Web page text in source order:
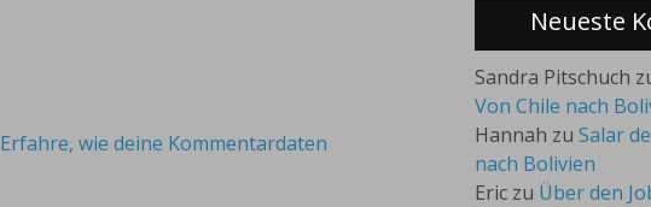
Erfahre, wie deine Kommentardaten
Neueste
Sandra Pitschuch
Von Chile nach
Hannah zu Salar
nach Bolivien
Eric zu Über den